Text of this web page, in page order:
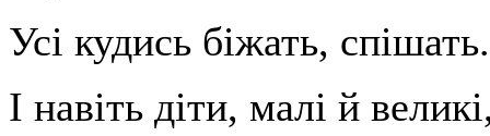
Усі кудись біжать, спішать.
І навіть діти, малі й